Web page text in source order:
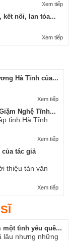
Xem tiếp
kết nối, lan tỏa...
Xem tiếp
Hà Tĩnh của...
Xem tiếp
Nghệ Tĩnh...
tỉnh Hà Tĩnh
Xem tiếp
của tác giả
thiệu tản văn
Xem tiếp
một tình yêu quê...
lâu nhưng những